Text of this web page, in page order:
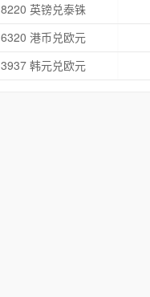
8220 英镑兑泰铢
6320 港币兑欧元
3937 韩元兑欧元